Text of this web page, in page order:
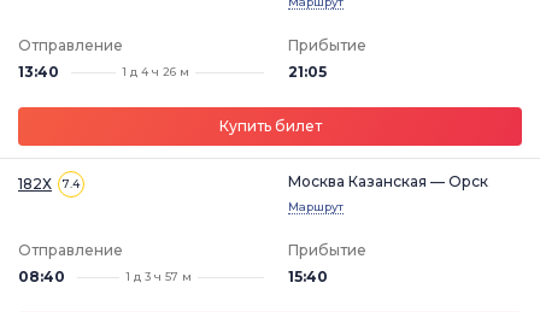
Отправление
13:40
1 д 4 ч 26 м
Прибытие
21:05
Купить билет
182Х 7.4 Москва Казанская — Орск
Маршрут
Отправление
08:40
1 д 3 ч 57 м
Прибытие
15:40